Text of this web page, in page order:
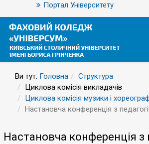
Портал Університету
Ви тут: Головна
Структура
Циклова комісія викладачів
Циклова комісія музики і
Настановча конференція з
Настановча конференція з